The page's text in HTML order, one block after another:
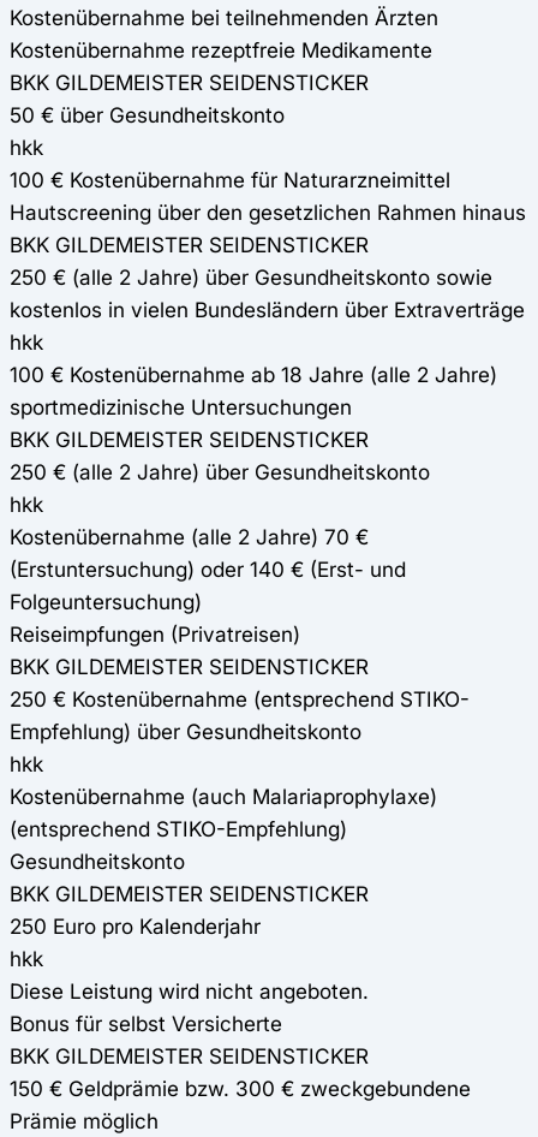
Kostenübernahme bei teilnehmenden Ärzten
Kostenübernahme rezeptfreie Medikamente
BKK GILDEMEISTER SEIDENSTICKER
50 € über Gesundheitskonto
hkk
100 € Kostenübernahme für Naturarzneimittel
Hautscreening über den gesetzlichen Rahmen hinaus
BKK GILDEMEISTER SEIDENSTICKER
250 € (alle 2 Jahre) über Gesundheitskonto sowie
kostenlos in vielen Bundesländern über Extraverträge
hkk
100 € Kostenübernahme ab 18 Jahre (alle 2 Jahre)
sportmedizinische Untersuchungen
BKK GILDEMEISTER SEIDENSTICKER
250 € (alle 2 Jahre) über Gesundheitskonto
hkk
Kostenübernahme (alle 2 Jahre) 70 €
(Erstuntersuchung) oder 140 € (Erst- und
Folgeuntersuchung)
Reiseimpfungen (Privatreisen)
BKK GILDEMEISTER SEIDENSTICKER
250 € Kostenübernahme (entsprechend STIKO-
Empfehlung) über Gesundheitskonto
hkk
Kostenübernahme (auch Malariaprophylaxe)
(entsprechend STIKO-Empfehlung)
Gesundheitskonto
BKK GILDEMEISTER SEIDENSTICKER
250 Euro pro Kalenderjahr
hkk
Diese Leistung wird nicht angeboten.
Bonus für selbst Versicherte
BKK GILDEMEISTER SEIDENSTICKER
150 € Geldprämie bzw. 300 € zweckgebundene
Prämie möglich